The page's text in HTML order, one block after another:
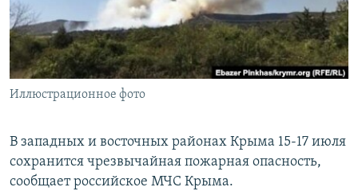
ПОБЕДИТЕЛЕЙ НЕ СУДЯТ?
КРЫМ.НЕПОКОРЕННЫЙ
ELIFBE
УКРАИНСКАЯ ПРОБЛЕМА КРЫМА
ПРИСОЕДИНЯЙТЕСЬ!
Иллюстрационное фото
В западных и восточных районах Крыма 15-17 июля
сохранится чрезвычайная пожарная опасность,
сообщает российское МЧС Крыма.